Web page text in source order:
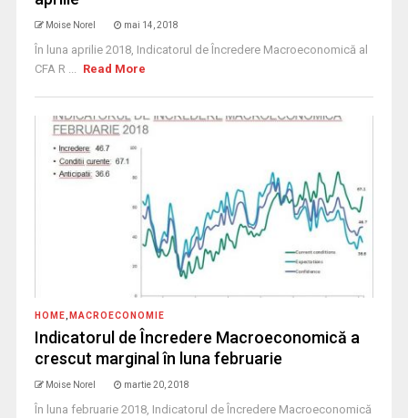
Moise Norel mai 14, 2018
În luna aprilie 2018, Indicatorul de Încredere Macroeconomică al
CFA R ... Read More
HOME MACROECONOMIE
Indicatorul de Încredere Macroeconomică a
crescut marginal în luna februarie
Moise Norel martie 20, 2018
În luna februarie 2018, Indicatorul de Încredere Macroeconomică